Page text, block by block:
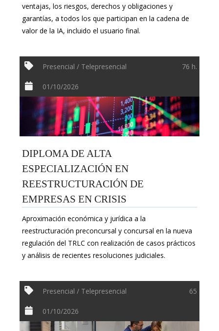
ventajas, los riesgos, derechos y obligaciones y
garantías, a todos los que participan en la cadena de
valor de la IA, incluido el usuario final.
Presencial / Telepresencial 76 h.
01/10/2026
DIPLOMA DE ALTA
ESPECIALIZACIÓN EN
REESTRUCTURACIÓN DE
EMPRESAS EN CRISIS
Aproximación económica y jurídica a la
reestructuración preconcursal y concursal en la nueva
regulación del TRLC con realización de casos prácticos
y análisis de recientes resoluciones judiciales.
Presencial / Telepresencial 65
01/10/2026